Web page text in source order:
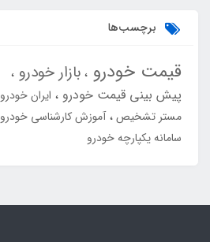
برچسب‌ها
قیمت خودرو بازار خودرو
پیش بینی قیمت خودرو ایران خودرو
مستر تشخیص آموزش کارشناسی خودرو
سامانه یکپارچه خودرو